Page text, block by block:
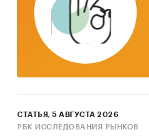
за месяц
Тор-20 регионов РФ
аналогичному
2. Данные по
СТАТЬЯ, 5 АВГУСТА 2026
РБК ИССЛЕДОВАНИЯ РЫНКОВ